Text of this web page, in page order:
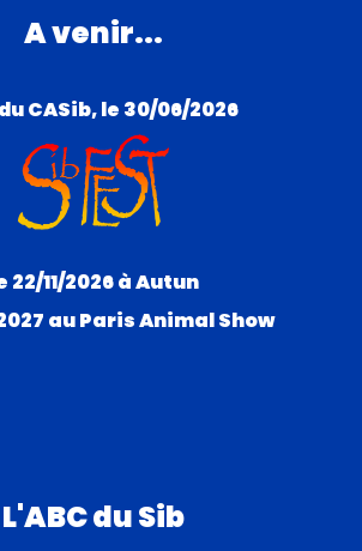
A venir...
CASib, le 30/06/2026
22/11/2026 à Autun
au Paris Animal Show
L'ABC du Sib